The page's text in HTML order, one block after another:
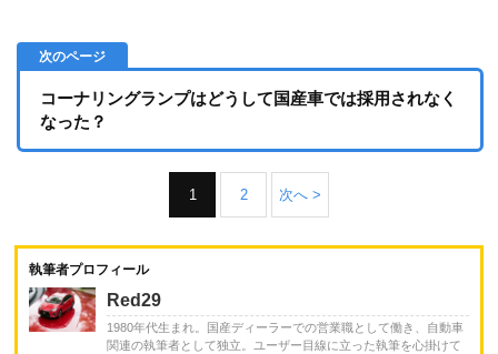
コーナリングランプはどうして国産車では採用されなく
なった？
1 2 次へ >
執筆者プロフィール
Red29
1980年代生まれ。国産ディーラーでの営業職として働き、自動車
関連の執筆者として独立。ユーザー目線に立った執筆を心掛けて